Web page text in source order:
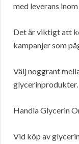
med leverans
Det är viktigt att
kampanjer som
Välj noggrant
glycerinprodukter.
Handla Glycerin
Vid köp av